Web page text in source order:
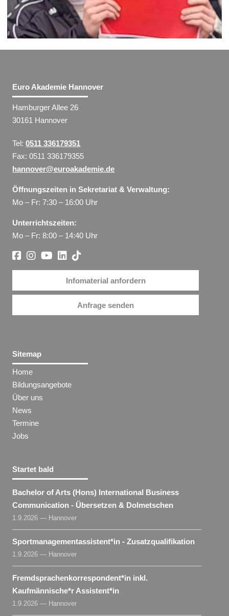
Euro Akademie Hannover
Hamburger Allee 26
30161 Hannover
Tel:0511 336179351
Fax: 0511 336179355
hannover@euroakademie.de
Öffnungszeiten in Sekretariat & Verwaltung:
Mo – Fr: 7:30 – 16:00 Uhr
Unterrichtszeiten:
Mo – Fr: 8:00 – 14:40 Uhr
Infomaterial anfordern
Anfrage senden
Sitemap
Home
Bildungsangebote
Über uns
News
Termine
Jobs
Startet bald
Bachelor of Arts (Hons) International Business
Communication - Übersetzen & Dolmetschen
1.9.2026 — Hannover
Sportmanagementassistent​*in - Zusatzqualifikation
1.9.2026 — Hannover
Fremdsprachenkorrespondent​*in inkl.
Kaufmännische*r Assistent​*in
1.9.2026 — Hannover